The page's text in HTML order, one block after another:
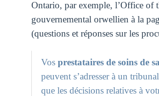
Ontario, par exemple, l’Office of
gouvernemental orwellien à la
(questions et réponses sur les
Vosprestataires de soins de
peuvent s’adresser à un
que les décisions relatives à